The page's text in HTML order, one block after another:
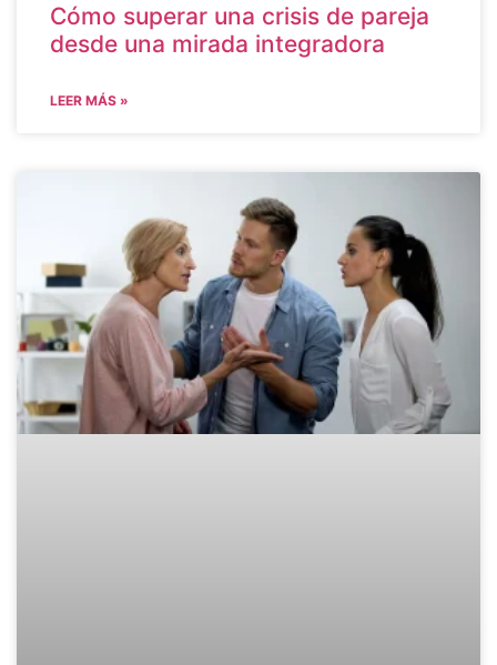
Cómo superar una crisis de pareja
desde una mirada integradora
LEER MÁS »